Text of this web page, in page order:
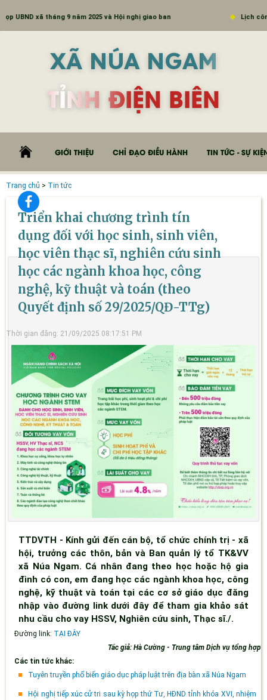
xã tháng 9 năm 2025 và Hội nghị giao ban Lịch công
XÃ NÚA NGAM
TỈNH ĐIỆN BIÊN
GIỚI THIỆU CHỈ ĐẠO ĐIỀU HÀNH TIN TỨC - SỰ
Trang chủ > Tin tức
Triển khai chương trình tín
dụng đối với học sinh, sinh viên,
học viên thạc sĩ, nghiên cứu sinh
học các ngành khoa học, công
nghệ, kỹ thuật và toán (theo
Quyết định số 29/2025/QĐ-TTg)
Thời gian đăng: 21/09/2025 08:17:51 PM
TTDVTH - Kính gửi đến cán bộ, tổ chức chính trị - xã
hội, trưởng các thôn, bản và Ban quản lý tổ TK&VV
xã Núa Ngam. Cá nhân đang theo học hoặc hộ gia
đình có con, em đang học các ngành khoa học, công
nghệ, kỹ thuật và toán tại các cơ sở giáo dục đăng
nhập vào đường link dưới đây để tham gia khảo sát
nhu cầu cho vay HSSV, Nghiên cứu sinh, Thạc sĩ./.
Đường link: TẠI ĐÂY
Tác giả: Hà Cường - Trung tâm Dịch vụ tổng hợp
Các tin tức khác:
Tuyên truyền phổ biến giáo dục pháp luật trên địa bàn xã Núa Ngam
Hội nghị tiếp xúc cử tri sau kỳ họp thứ Tư, HĐND tỉnh khóa XVI, nhiệm